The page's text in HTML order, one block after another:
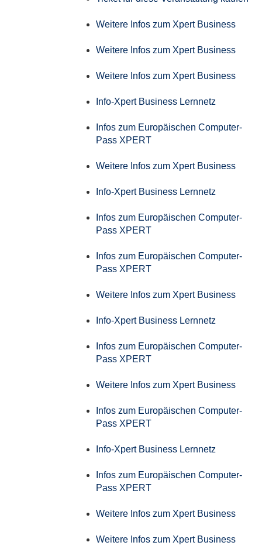
Weitere Infos zum Xpert Business
Weitere Infos zum Xpert Business
Weitere Infos zum Xpert Business
Info-Xpert Business Lernnetz
Infos zum Europäischen Computer-
Pass XPERT
Weitere Infos zum Xpert Business
Info-Xpert Business Lernnetz
Infos zum Europäischen Computer-
Pass XPERT
Infos zum Europäischen Computer-
Pass XPERT
Weitere Infos zum Xpert Business
Info-Xpert Business Lernnetz
Infos zum Europäischen Computer-
Pass XPERT
Weitere Infos zum Xpert Business
Infos zum Europäischen Computer-
Pass XPERT
Info-Xpert Business Lernnetz
Infos zum Europäischen Computer-
Pass XPERT
Weitere Infos zum Xpert Business
Weitere Infos zum Xpert Business